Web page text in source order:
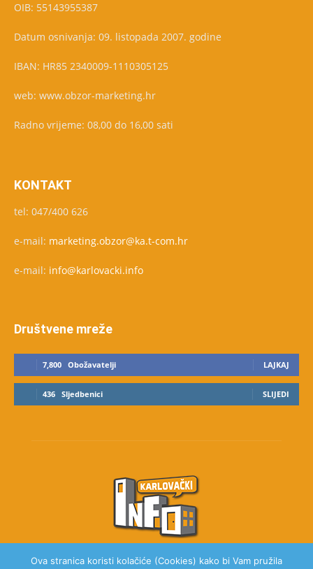
OIB: 55143955387
Datum osnivanja: 09. listopada 2007. godine
IBAN: HR85 2340009-1110305125
web: www.obzor-marketing.hr
Radno vrijeme: 08,00 do 16,00 sati
KONTAKT
tel: 047/400 626
e-mail: marketing.obzor@ka.t-com.hr
e-mail: info@karlovacki.info
Društvene mreže
7,800 Obožavatelji LAJKAJ
436 Sljedbenici SLIJEDI
Ova stranica koristi kolačiće (Cookies) kako bi Vam pružila